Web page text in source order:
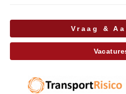
Vraag &